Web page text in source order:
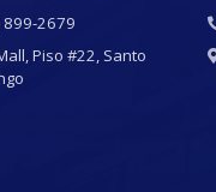
899-2679
Piso #22, Santo